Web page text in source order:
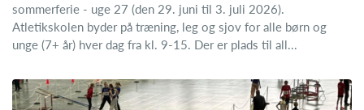
sommerferie - uge 27 (den 29. juni til 3. juli 2026).
Atletikskolen byder på træning, leg og sjov for alle børn og
unge (7+ år) hver dag fra kl. 9-15. Der er plads til all...